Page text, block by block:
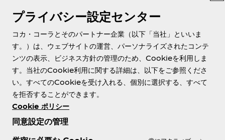
About us
Need help?
プライバシー設定センター
コカ・コーラとそのパートナー企業（以下「当社」といいま
す。）は、ウェブサイトの運営、パーソナライズされたコンテ
ンツの表示、ビジネス方針の管理のため、Cookieを利用しま
す。当社のCookie利用に関する詳細は、以下をご参照くださ
い。すべてのCookieを受け入れる、個別に選択する、すべて
を拒否することができます。
Cookie ポリシー
同意設定の管理